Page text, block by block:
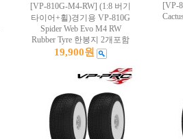
[VP-810G-M4-RW] (1:8 버기
타이어+휠)경기용 VP-810G
Spider Web Evo M4 RW
Rubber Tyre 한봉지 2개포함
19,900원
[VP-